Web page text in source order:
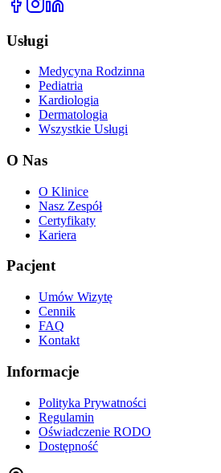
Usługi
Medycyna Rodzinna
Pediatria
Kardiologia
Dermatologia
Wszystkie Usługi
O Nas
O Klinice
Nasz Zespół
Certyfikaty
Kariera
Pacjent
Umów Wizytę
Cennik
FAQ
Kontakt
Informacje
Polityka Prywatności
Regulamin
Oświadczenie RODO
Dostępność